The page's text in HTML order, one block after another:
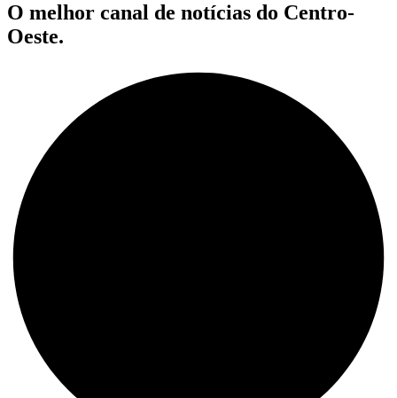
O melhor canal de notícias do Centro-
Oeste.